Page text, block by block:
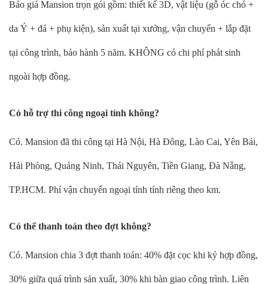
Báo giá Mansion trọn gói gồm: thiết kế 3D, vật liệu (gỗ óc chó +
da Ý + đá + phụ kiện), sản xuất tại xưởng, vận chuyển + lắp đặt
tại công trình, bảo hành 5 năm. KHÔNG có chi phí phát sinh
ngoài hợp đồng.
Có hỗ trợ thi công ngoại tỉnh không?
Có. Mansion đã thi công tại Hà Nội, Hà Đông, Lào Cai, Yên Bái,
Hải Phòng, Quảng Ninh, Thái Nguyên, Tiền Giang, Đà Nẵng,
TP.HCM. Phí vận chuyển ngoại tỉnh tính riêng theo km.
Có thể thanh toán theo đợt không?
Có. Mansion chia 3 đợt thanh toán: 40% đặt cọc khi ký hợp đồng,
30% giữa quá trình sản xuất, 30% khi bàn giao công trình. Liên